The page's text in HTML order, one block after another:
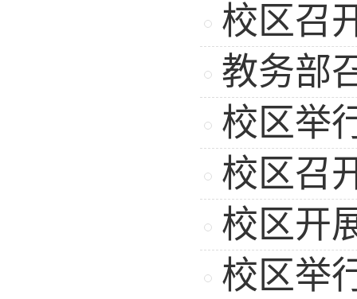
校区召
教务部
校区举
校区召
校区开
校区举